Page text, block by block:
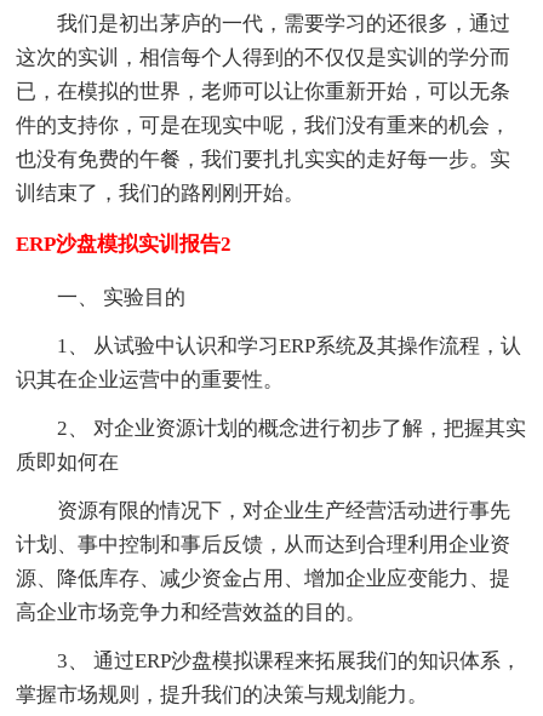
我们是初出茅庐的一代，需要学习的还很多，通过
这次的实训，相信每个人得到的不仅仅是实训的学分而
已，在模拟的世界，老师可以让你重新开始，可以无条
件的支持你，可是在现实中呢，我们没有重来的机会，
也没有免费的午餐，我们要扎扎实实的走好每一步。实
训结束了，我们的路刚刚开始。
ERP沙盘模拟实训报告2
一、 实验目的
1、 从试验中认识和学习ERP系统及其操作流程，认
识其在企业运营中的重要性。
2、 对企业资源计划的概念进行初步了解，把握其实
质即如何在
资源有限的情况下，对企业生产经营活动进行事先
计划、事中控制和事后反馈，从而达到合理利用企业资
源、降低库存、减少资金占用、增加企业应变能力、提
高企业市场竞争力和经营效益的目的。
3、 通过ERP沙盘模拟课程来拓展我们的知识体系，
掌握市场规则，提升我们的决策与规划能力。